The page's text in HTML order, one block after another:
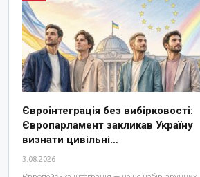
Євроінтеграція без вибірковості:
Європарламент закликав Україну
визнати цивільні…
3.08.2026